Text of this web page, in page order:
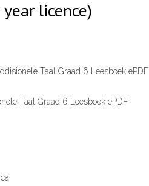
licence)
Taal Graad 6 Leesboek ePDF
Taal Graad 6 Leesboek ePDF